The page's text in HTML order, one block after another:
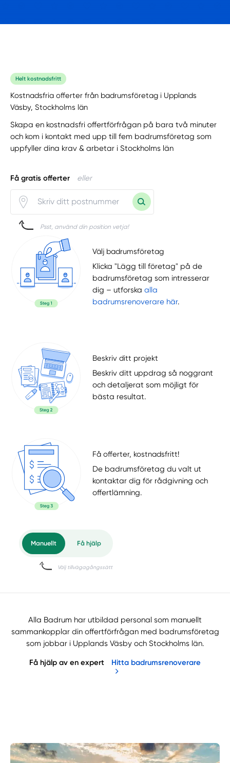
Helt kostnadsfritt
Kostnadsfria offerter från badrumsföretag i Upplands
Väsby, Stockholms län
Skapa en kostnadsfri offertförfrågan på bara två minuter
och kom i kontakt med upp till fem badrumsföretag som
uppfyller dina krav & arbetar i Stockholms län
Få gratis offerter eller
Psst, använd din position vetja!
Välj badrumsföretag
Klicka "Lägg till företag" på de
badrumsföretag som intresserar
dig – utforskaalla
badrumsrenoverare här.
Beskriv ditt projekt
Beskriv ditt uppdrag så noggrant
och detaljerat som möjligt för
bästa resultat.
Få offerter, kostnadsfritt!
De badrumsföretag du valt ut
kontaktar dig för rådgivning och
offertlämning.
Alla Badrum har utbildad personal som manuellt
sammankopplar din offertförfrågan med badrumsföretag
som jobbar i Upplands Väsby och Stockholms län.
Få hjälp av en expert Hitta badrumsrenoverare